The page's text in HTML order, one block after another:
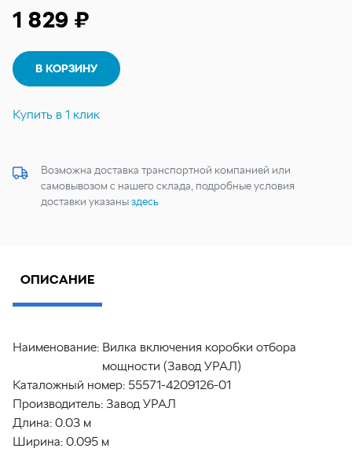
1 829 ₽
В КОРЗИНУ
Купить в 1 клик
Возможна доставка транспортной компанией или
самовывозом с нашего склада, подробные условия
доставки указаныздесь
ОПИСАНИЕ
Наименование: Вилка включения коробки отбора
мощности (Завод УРАЛ)
Каталожный номер: 55571-4209126-01
Производитель: Завод УРАЛ
Длина: 0.03 м
Ширина: 0.095 м